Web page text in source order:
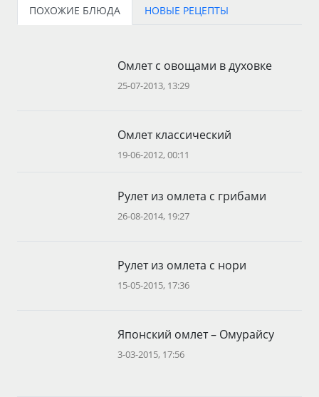
ПОХОЖИЕ БЛЮДА НОВЫЕ РЕЦЕПТЫ
Омлет с овощами в духовке
25-07-2013, 13:29
Омлет классический
19-06-2012, 00:11
Рулет из омлета с грибами
26-08-2014, 19:27
Рулет из омлета с нори
15-05-2015, 17:36
Японский омлет – Омурайсу
3-03-2015, 17:56